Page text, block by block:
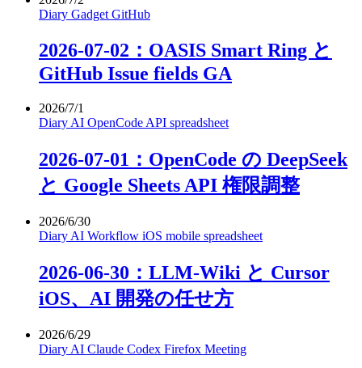
Diary Gadget GitHub
2026-07-02：OASIS Smart Ring と
GitHub Issue fields GA
2026/7/1
Diary AI OpenCode API spreadsheet
2026-07-01：OpenCode の DeepSeek
と Google Sheets API 権限調整
2026/6/30
Diary AI Workflow iOS mobile spreadsheet
2026-06-30：LLM-Wiki と Cursor
iOS、AI 開発の任せ方
2026/6/29
Diary AI Claude Codex Firefox Meeting